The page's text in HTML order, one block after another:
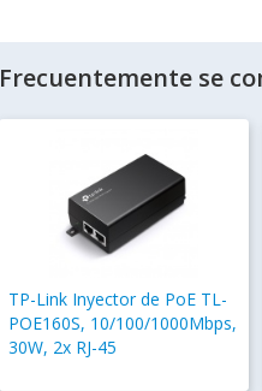
Frecuentemente se
TP-Link Inyector de PoE TL-
POE160S, 10/100/1000Mbps,
30W, 2x RJ-45